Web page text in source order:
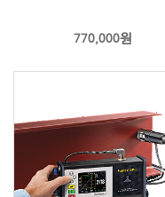
770,000원